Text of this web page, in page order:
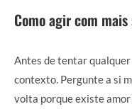
Como agir com
Antes de tentar
contexto. Pergunte a si
volta porque existe